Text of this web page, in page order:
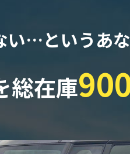
い…というあ
総在庫